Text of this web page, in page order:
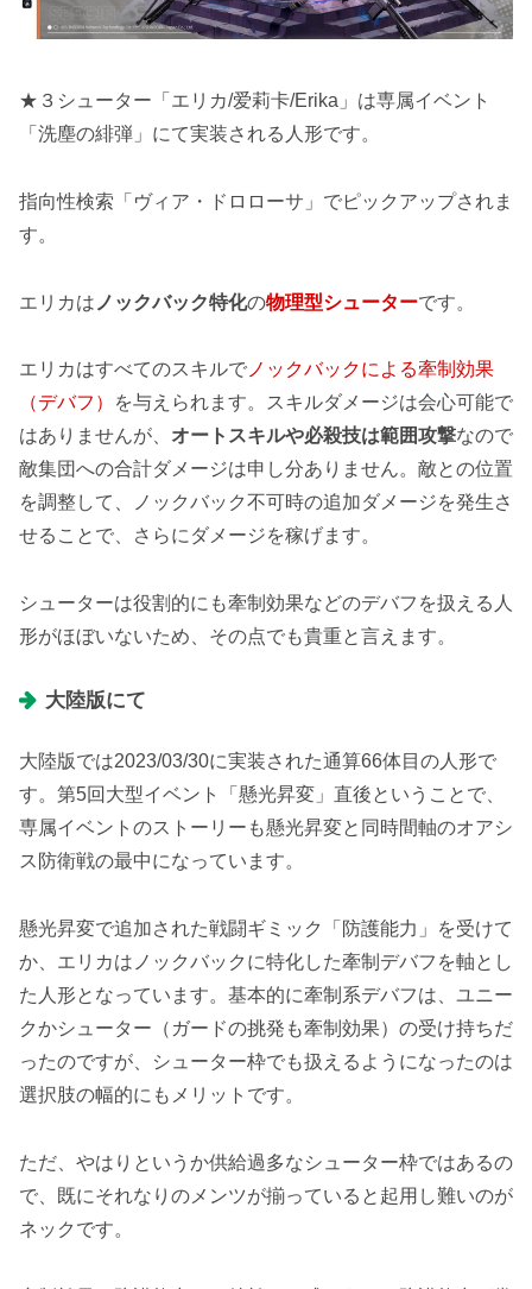
★３シューター「エリカ/爱莉卡/Erika」は専属イベント
「洗塵の緋弾」にて実装される人形です。
指向性検索「ヴィア・ドロローサ」でピックアップされま
す。
エリカは ノックバック特化の物理型シューターです。
エリカはすべてのスキルでノックバックによる牽制効果
（デバフ）
を与えられます。スキルダメージは会心可能で
はありませんが、 オートスキルや必殺技は範囲攻撃なので
敵集団への合計ダメージは申し分ありません。敵との位置
を調整して、ノックバック不可時の追加ダメージを発生さ
せることで、さらにダメージを稼げます。
シューターは役割的にも牽制効果などのデバフを扱える人
形がほぼいないため、その点でも貴重と言えます。
大陸版にて
大陸版では2023/03/30に実装された通算66体目の人形で
す。第5回大型イベント「懸光昇変」直後ということで、
専属イベントのストーリーも懸光昇変と同時間軸のオアシ
ス防衛戦の最中になっています。
懸光昇変で追加された戦闘ギミック「防護能力」を受けて
か、エリカはノックバックに特化した牽制デバフを軸とし
た人形となっています。基本的に牽制系デバフは、ユニー
クかシューター（ガードの挑発も牽制効果）の受け持ちだ
ったのですが、シューター枠でも扱えるようになったのは
選択肢の幅的にもメリットです。
ただ、やはりというか供給過多なシューター枠ではあるの
で、既にそれなりのメンツが揃っていると起用し難いのが
ネックです。